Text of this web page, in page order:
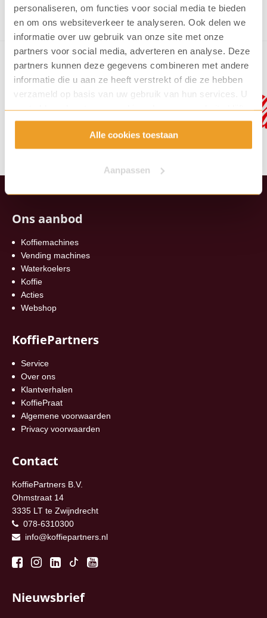
personaliseren, om functies voor social media te bieden
en om ons websiteverkeer te analyseren. Ook delen we
informatie over uw gebruik van onze site met onze
partners voor social media, adverteren en analyse. Deze
partners kunnen deze gegevens combineren met andere
informatie die u aan ze heeft verstrekt of die ze hebben
verzameld op basis van uw gebruik van hun services. U
gaat akkoord met onze cookies als u onze website blijft
gebruiken.
Alle cookies toestaan
Aanpassen
Verstuur formulier
Ons aanbod
Koffiemachines
Vending machines
Waterkoelers
Koffie
Acties
Webshop
KoffiePartners
Service
Over ons
Klantverhalen
KoffiePraat
Algemene voorwaarden
Privacy voorwaarden
Contact
KoffiePartners B.V.
Ohmstraat 14
3335 LT te Zwijndrecht
078-6310300
info@koffiepartners.nl
Nieuwsbrief